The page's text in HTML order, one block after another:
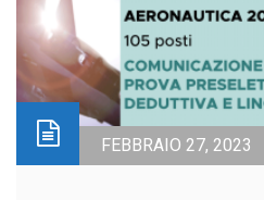
FEBBRAIO 27, 2023